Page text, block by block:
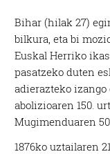
Bihar (hilak 27)
bilkura, eta bi
Euskal Herriko
pasatzeko duten
adierazteko izango
abolizioaren 150.
Mugimenduaren
1876ko uztailaren